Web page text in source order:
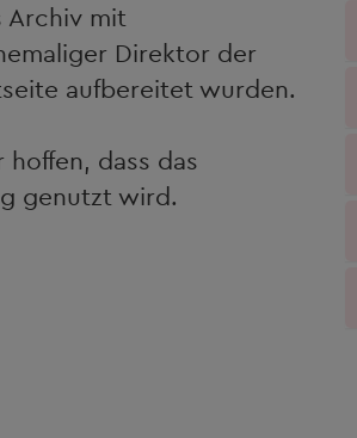
Archiv mit
Direktor der
aufbereitet wurden.
dass das
genutzt wird.